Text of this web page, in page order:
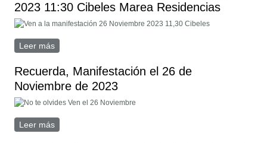
2023 11:30 Cibeles Marea Residencias
Leer más
Recuerda, Manifestación el 26 de
Noviembre de 2023
Leer más